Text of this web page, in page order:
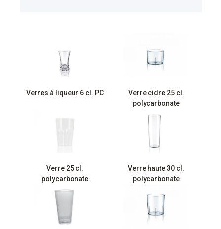
Verres à liqueur 6 cl. PC
Verre cidre 25 cl.
polycarbonate
Verre 25 cl.
polycarbonate
Verre haute 30 cl.
polycarbonate